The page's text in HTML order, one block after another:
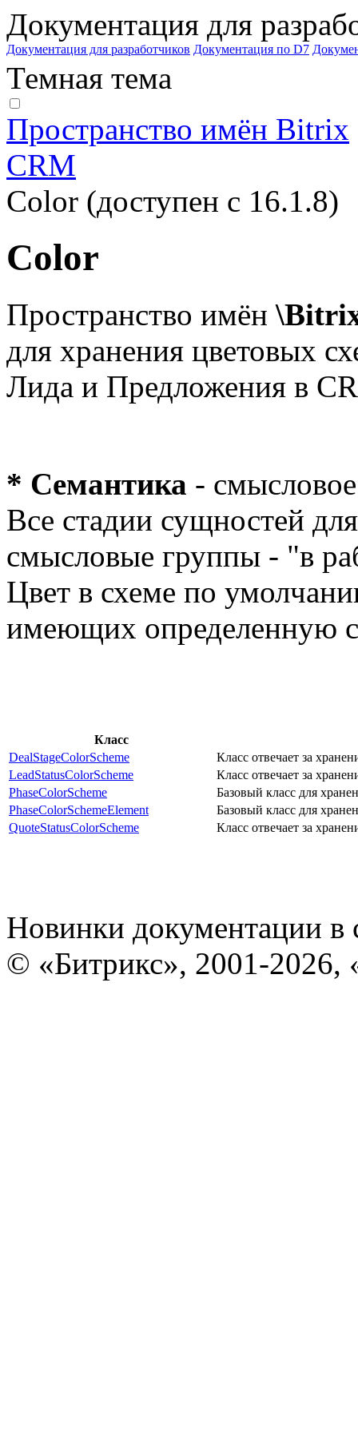
Документация для
Документация для разработчиков Документация по D7
Темная тема
Пространство имён Bitrix
CRM
Color (доступен с 16.1.8)
Color
Пространство имён
для хранения цветовых
Лида и Предложения в
* Семантика -
Все стадии сущностей
смысловые группы - "в
Цвет в схеме по
имеющих определенную
Класс
DealStageColorScheme
Класс отвечает за
LeadStatusColorScheme
Класс отвечает за
PhaseColorScheme
Базовый класс для
PhaseColorSchemeElement
Базовый класс для
QuoteStatusColorScheme
Класс отвечает за
Новинки документации в
© «Битрикс», 2001-2026,